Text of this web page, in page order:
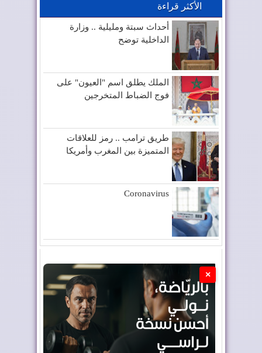
الأكثر قراءة
أحداث سبتة ومليلية .. وزارة
الداخلية توضح
الملك يطلق اسم "العيون" على
فوج الضباط المتخرجين
طريق ترامب .. رمز للعلاقات
المتميزة بين المغرب وأمريكا
Coronavirus
×